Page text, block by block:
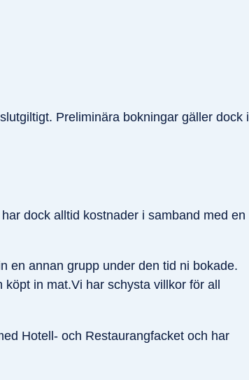
Preliminära bokningar gäller dock i
dock alltid kostnader i samband med en
en annan grupp under den tid ni bokade.
in mat.Vi har schysta villkor för all
Hotell- och Restaurangfacket och har